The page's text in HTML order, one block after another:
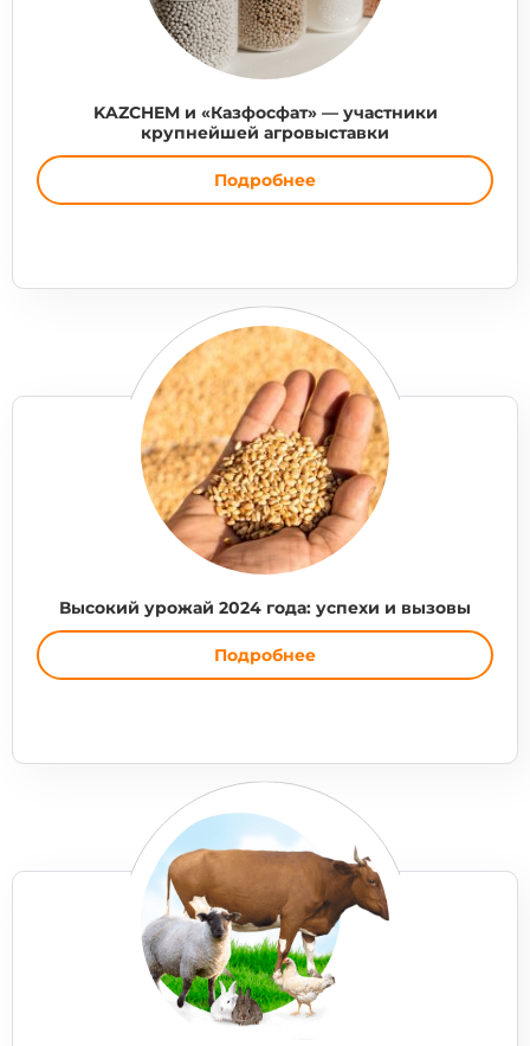
KAZCHEM и «Казфосфат» — участники
крупнейшей агровыставки
Подробнее
Высокий урожай 2024 года: успехи и вызовы
Подробнее